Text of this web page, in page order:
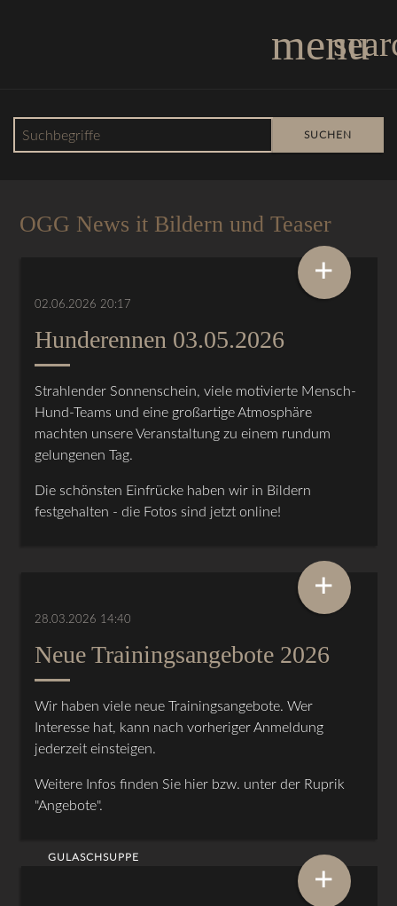
menu
Suchbegriffe SUCHEN
OGG News
OGG News it Bildern und Teaser
02.06.2026 20:17
Hunderennen 03.05.2026
Strahlender Sonnenschein, viele motivierte Mensch-
Hund-Teams und eine großartige Atmosphäre
machten unsere Veranstaltung zu einem rundum
gelungenen Tag.
Die schönsten Einfrücke haben wir in Bildern
festgehalten - die Fotos sind jetzt online!
+
28.03.2026 14:40
Neue Trainingsangebote 2026
Wir haben viele neue Trainingsangebote. Wer
Interesse hat, kann nach vorheriger Anmeldung
jederzeit einsteigen.
Weitere Infos finden Sie hier bzw. unter der Ruprik
"Angebote".
+
GULASCHSUPPE
+